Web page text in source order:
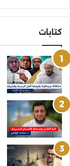
كتابات